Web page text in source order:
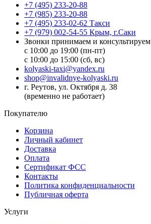
+7 (495) 233-20-88
+7 (985) 233-20-88
+7 (495) 233-02-62 Такси
+7 (979) 002-54-55 Крым, г.Саки
Звонки принимаем и консультируем
с 10:00 до 19:00 (пн-пт)
с 10:00 до 15:00 (сб, вс)
kolyaski-taxi@yandex.ru
shop@invalidnye-kolyaski.ru
г. Реутов, ул. Октября д. 38
(временно не работает)
Покупателю
Корзина
Личный кабинет
Доставка
Оплата
Сертификат ФСС
Контакты
Политика конфиденциальности
Публичная оферта
Услуги